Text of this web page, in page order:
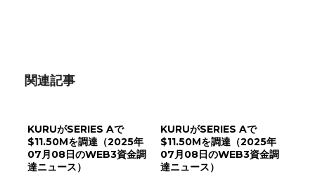
関連記事
KURUがSERIES Aで
$11.50Mを調達（2025年
07月08日のWEB3資金調
達ニュース）
KURUがSERIES Aで
$11.50Mを調達（2025年
07月08日のWEB3資金調
達ニュース）